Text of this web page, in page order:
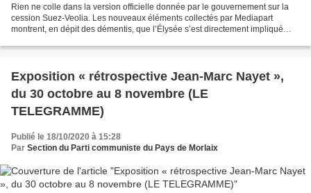
Rien ne colle dans la version officielle donnée par le gouvernement sur la
cession Suez-Veolia. Les nouveaux éléments collectés par Mediapart
montrent, en dépit des démentis, que l’Élysée s’est directement impliqué
Exposition « rétrospective Jean-Marc Nayet »,
du 30 octobre au 8 novembre (LE
TELEGRAMME)
Publié le 18/10/2020 à 15:28
Par Section du Parti communiste du Pays de Morlaix